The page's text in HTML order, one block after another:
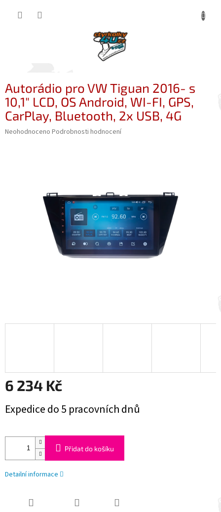
Autorádio pro VW Tiguan 2016- s
10,1" LCD, OS Android, WI-FI, GPS,
CarPlay, Bluetooth, 2x USB, 4G
Průměrné
Neohodnoceno Podrobnosti hodnocení
6 234 Kč
cena:
Expedice do 5 pracovních dnů
Přidat do košíku
Detailní informace